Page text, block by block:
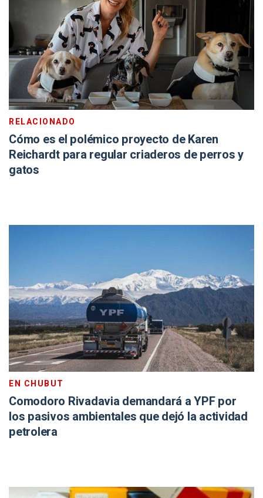
RELACIONADO
Cómo es el polémico proyecto de Karen
Reichardt para regular criaderos de perros y
gatos
EN CHUBUT
Comodoro Rivadavia demandará a YPF por
los pasivos ambientales que dejó la actividad
petrolera